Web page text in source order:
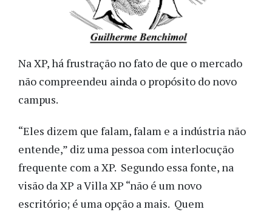
Na XP, há frustração no fato de que o mercado
não compreendeu ainda o propósito do novo
campus.
“Eles dizem que falam, falam e a indústria não
entende,” diz uma pessoa com interlocução
frequente com a XP. Segundo essa fonte, na
visão da XP a Villa XP “não é um novo
escritório; é uma opção a mais. Quem